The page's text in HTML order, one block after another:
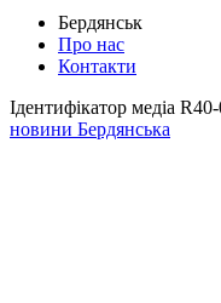
Бердянськ
Про нас
Контакти
Ідентифікатор медіа
новини Бердянська